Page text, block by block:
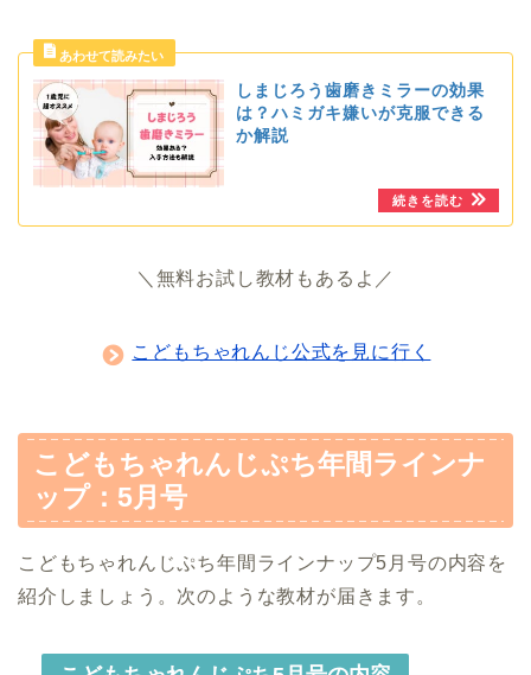
しまじろう歯磨きミラーの効果
は？ハミガキ嫌いが克服できる
か解説
＼無料お試し教材もあるよ／
こどもちゃれんじ公式を見に行く
こどもちゃれんじぷち年間ラインナ
ップ：5月号
こどもちゃれんじぷち年間ラインナップ5月号の内容を
紹介しましょう。次のような教材が届きます。